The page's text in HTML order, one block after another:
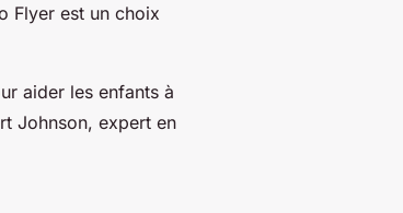
Flyer est un choix
aider les enfants à
Johnson, expert en